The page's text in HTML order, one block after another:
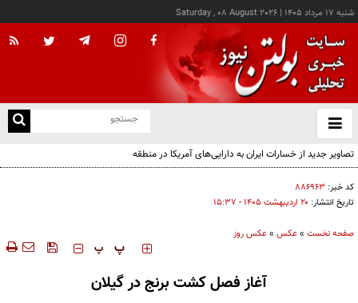
شنبه ۱۷ مرداد ۱۴۰۵ |
Saturday , 08 August 2026
باز
و
کد خبر: ۸۸۶۹۶۳
تاریخ انتشار: ۲۰ ارديبهشت ۱۴۰۵ - ۱۵:۳۷
صفحه نخست »عکس »عکس روز
‍‍‍ پ پ
آغاز فصل کشت برنج در گیلان